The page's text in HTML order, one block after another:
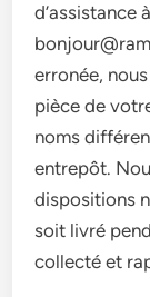
d’assistance
erronée,
pièce de
noms
entrepôt.
dispositions
soit livré
collecté et